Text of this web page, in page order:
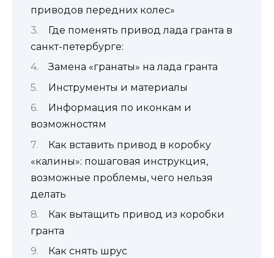
приводов передних колес»
Где поменять привод лада гранта в
санкт-петербурге:
Замена «гранаты» на лада гранта
Инструменты и материалы
Информация по иконкам и
возможностям
Как вставить привод в коробку
«калины»: пошаговая инструкция,
возможные проблемы, чего нельзя
делать
Как вытащить привод из коробки
гранта
Как снять шрус